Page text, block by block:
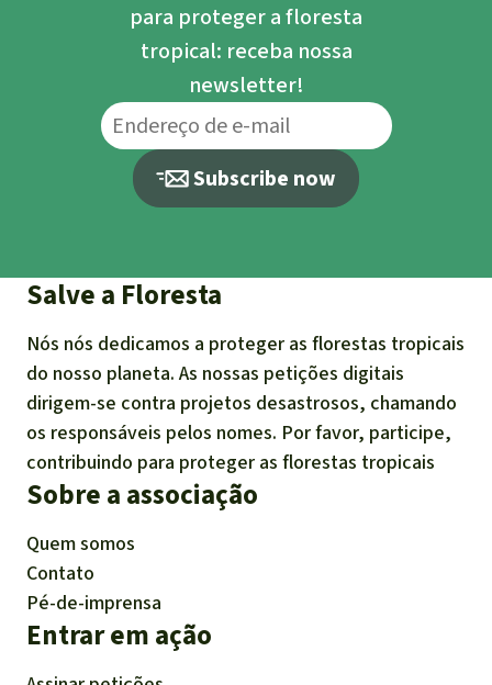
para proteger a floresta
tropical: receba nossa
newsletter!
Subscribe now
Salve a Floresta
Nós nós dedicamos a proteger as florestas tropicais
do nosso planeta. As nossas petições digitais
dirigem-se contra projetos desastrosos, chamando
os responsáveis pelos nomes. Por favor, participe,
contribuindo para proteger as florestas tropicais
Sobre a associação
Quem somos
Contato
Pé-de-imprensa
Entrar em ação